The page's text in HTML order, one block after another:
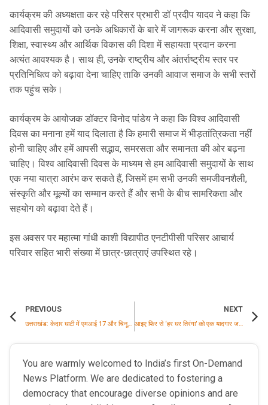
कार्यक्रम की अध्यक्षता कर रहे परिसर प्रभारी डॉ प्रदीप यादव ने कहा कि
आदिवासी समुदायों को उनके अधिकारों के बारे में जागरूक करना और सुरक्षा,
शिक्षा, स्वास्थ्य और आर्थिक विकास की दिशा में सहायता प्रदान करना
अत्यंत आवश्यक है। साथ ही, उनके राष्ट्रीय और अंतर्राष्ट्रीय स्तर पर
प्रतिनिधित्व को बढ़ावा देना चाहिए ताकि उनकी आवाज समाज के सभी स्तरों
तक पहुंच सके।
कार्यक्रम के आयोजक डॉक्टर विनोद पांडेय ने कहा कि विश्व आदिवासी
दिवस का मनाना हमें याद दिलाता है कि हमारी समाज में भीड़तांत्रिकता नहीं
होनी चाहिए और हमें आपसी सद्भाव, समरसता और समानता की ओर बढ़ना
चाहिए। विश्व आदिवासी दिवस के माध्यम से हम आदिवासी समुदायों के साथ
एक नया यात्रा आरंभ कर सकते हैं, जिसमें हम सभी उनकी समजीवनशैली,
संस्कृति और मूल्यों का सम्मान करते हैं और सभी के बीच सामरिकता और
सहयोग को बढ़ावा देते हैं।
इस अवसर पर महात्मा गांधी काशी विद्यापीठ एनटीपीसी परिसर आचार्य
परिवार सहित भारी संख्या में छात्र-छात्राएं उपस्थित रहे।
PREVIOUS
उत्तराखंड: केदार घाटी में एमआई 17 और चिनूक से भी एयर रेस्क्यू शुरू
NEXT
आइए फिर से ‘हर घर तिरंगा’ को एक यादगार जन आंदोलन बनाएं: प्रधानमंत्री मोदी
You are warmly welcomed to India’s first On-Demand
News Platform. We are dedicated to fostering a
democracy that encourage diverse opinions and are